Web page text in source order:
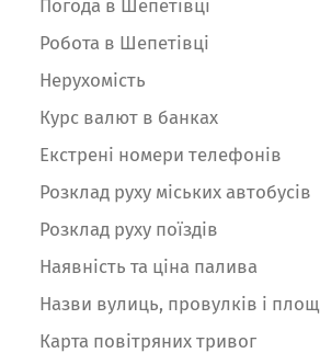
Погода в Шепетівці
Робота в Шепетівці
Нерухомість
Курс валют в банках
Екстрені номери телефонів
Розклад руху міських автобусів
Розклад руху поїздів
Наявність та ціна палива
Назви вулиць, провулків і площ
Карта повітряних тривог